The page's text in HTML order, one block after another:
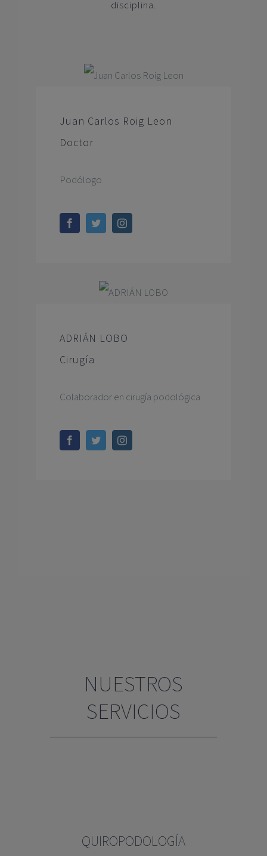
disciplina.
Juan Carlos Roig Leon
Doctor
Podólogo
ADRIÁN LOBO
Cirugía
Colaborador en cirugía podológica
NUESTROS
SERVICIOS
QUIROPODOLOGÍA